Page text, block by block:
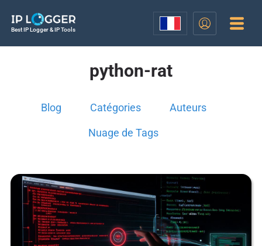
Best IP Logger & IP Tools
python-rat
Blog Catégories Auteurs
Nuage de Tags